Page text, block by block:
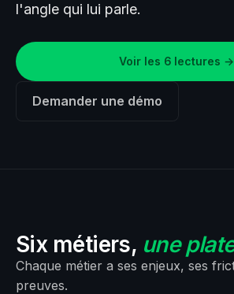
l'angle qui lui parle.
Voir les 6 lectures →
Demander une démo
Six métiers, une
Chaque métier a ses enjeux, ses
preuves.